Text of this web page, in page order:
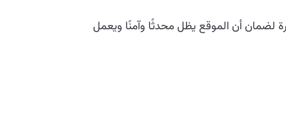
لضمان أن الموقع يظل محدثًا وآمنًا ويعمل